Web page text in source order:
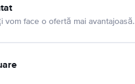
face o ofertă mai avantajoasă.